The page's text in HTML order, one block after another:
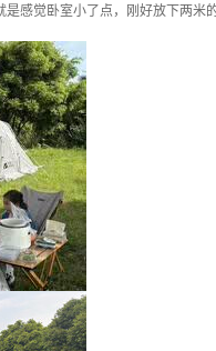
感觉卧室小了点，刚好放下两